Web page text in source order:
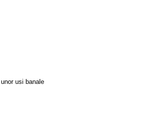
usi banale